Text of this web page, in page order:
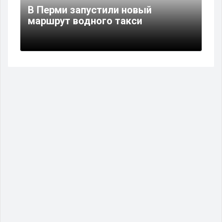
В Перми запустили новый
маршрут водного такси